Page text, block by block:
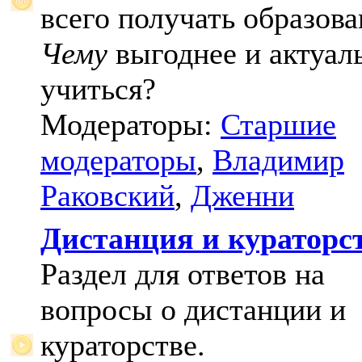
всего получать
Чему выгоднее и
учиться?
Модераторы: Старшие
модераторы, Владимир
Раковский, Дженни
Дистанция и
Раздел для ответов на
вопросы о дистанции и
кураторстве.